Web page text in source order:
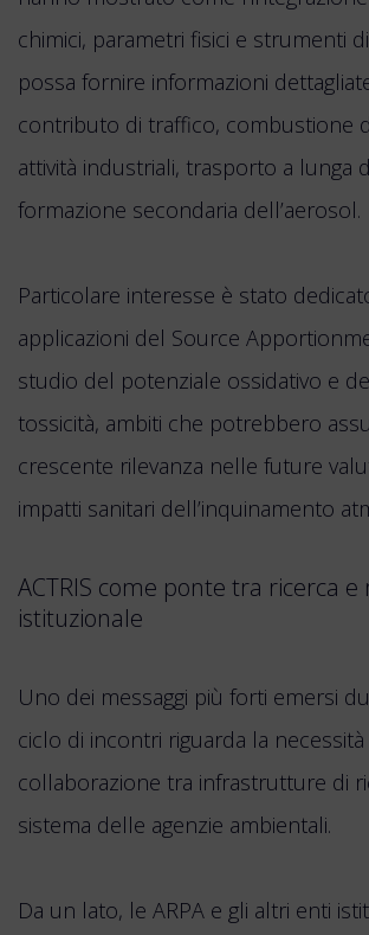
chimici, parametri fisici e strumenti
possa fornire informazioni
contributo di traffico, combustione
attività industriali, trasporto a lunga
formazione secondaria dell’aerosol.
Particolare interesse è stato
applicazioni del Source
studio del potenziale ossidativo e
tossicità, ambiti che potrebbero
crescente rilevanza nelle future
impatti sanitari dell’inquinamento
ACTRIS come ponte tra ricerca
istituzionale
Uno dei messaggi più forti emersi
ciclo di incontri riguarda la
collaborazione tra infrastrutture di
sistema delle agenzie ambientali.
Da un lato, le ARPA e gli altri enti